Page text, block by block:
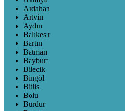
Ardahan
Artvin
Aydın
Balıkesir
Bartın
Batman
Bayburt
Bilecik
Bingöl
Bitlis
Bolu
Burdur